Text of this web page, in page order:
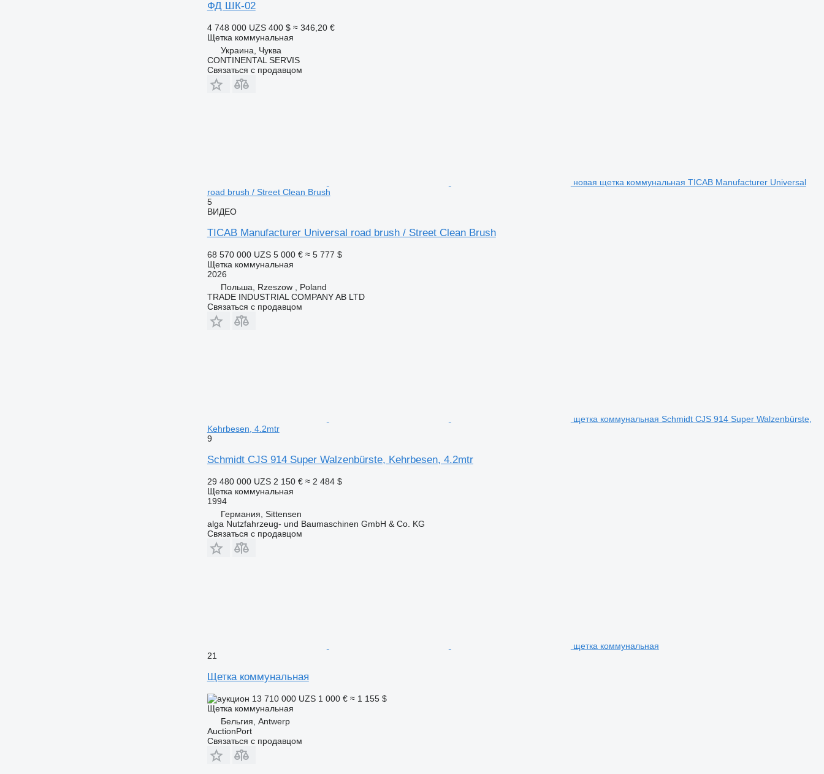
ФД ШК-02
4 748 000 UZS 400 $ ≈ 346,20 €
Щетка коммунальная
Украина, Чуква
CONTINENTAL SERVIS
Связаться с продавцом
новая щетка коммунальная TICAB Manufacturer Universal
road brush / Street Clean Brush
5
ВИДЕО
TICAB Manufacturer Universal road brush / Street Clean Brush
68 570 000 UZS 5 000 € ≈ 5 777 $
Щетка коммунальная
2026
Польша, Rzeszow , Poland
TRADE INDUSTRIAL COMPANY AB LTD
Связаться с продавцом
щетка коммунальная Schmidt CJS 914 Super Walzenbürste,
Kehrbesen, 4.2mtr
9
Schmidt CJS 914 Super Walzenbürste, Kehrbesen, 4.2mtr
29 480 000 UZS 2 150 € ≈ 2 484 $
Щетка коммунальная
1994
Германия, Sittensen
alga Nutzfahrzeug- und Baumaschinen GmbH & Co. KG
Связаться с продавцом
щетка коммунальная
21
Щетка коммунальная
13 710 000 UZS 1 000 € ≈ 1 155 $
Щетка коммунальная
Бельгия, Antwerp
AuctionPort
Связаться с продавцом